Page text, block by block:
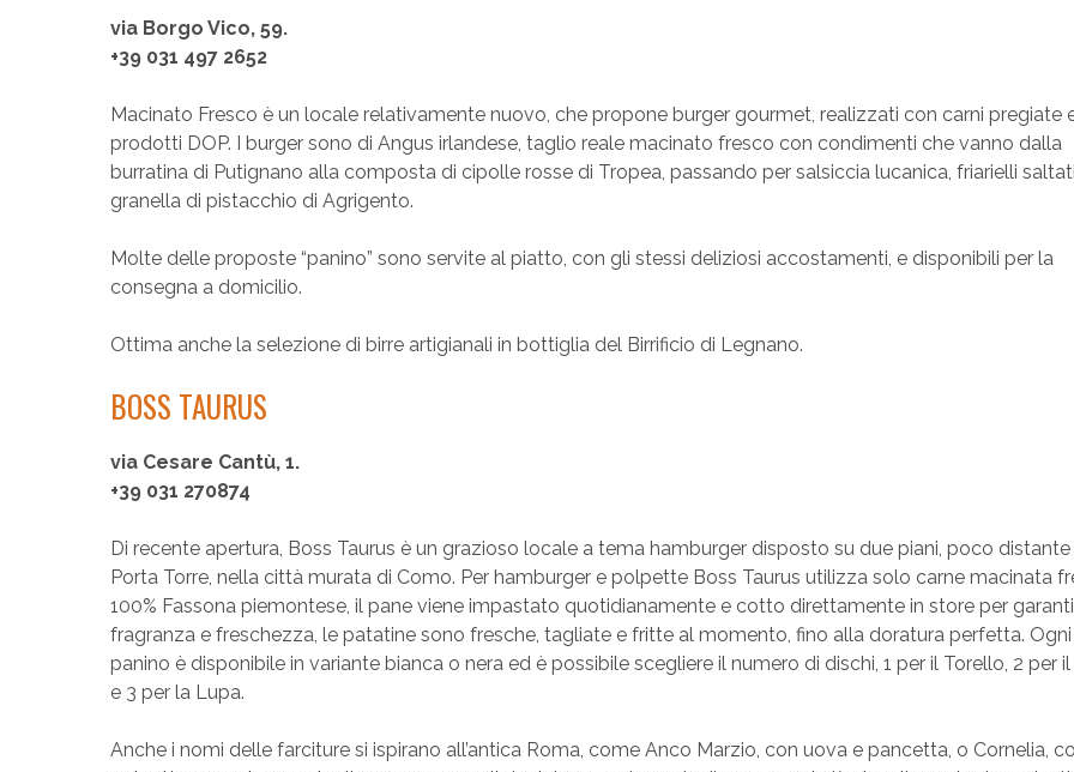
via Borgo Vico, 59.
+39 031 497 2652
Macinato Fresco è un locale relativamente nuovo, che propone burger gourmet, realizzati con carni pregiate
prodotti DOP. I burger sono di Angus irlandese, taglio reale macinato fresco con condimenti che vanno dalla
burratina di Putignano alla composta di cipolle rosse di Tropea, passando per salsiccia lucanica, friarielli
granella di pistacchio di Agrigento.
Molte delle proposte “panino” sono servite al piatto, con gli stessi deliziosi accostamenti, e disponibili per la
consegna a domicilio.
Ottima anche la selezione di birre artigianali in bottiglia del Birrificio di Legnano.
BOSS TAURUS
via Cesare Cantù, 1.
+39 031 270874
Di recente apertura, Boss Taurus è un grazioso locale a tema hamburger disposto su due piani, poco
Porta Torre, nella città murata di Como. Per hamburger e polpette Boss Taurus utilizza solo carne macinata
100% Fassona piemontese, il pane viene impastato quotidianamente e cotto direttamente in store per
fragranza e freschezza, le patatine sono fresche, tagliate e fritte al momento, fino alla doratura perfetta. Ogni
panino è disponibile in variante bianca o nera ed è possibile scegliere il numero di dischi, 1 per il Torello, 2 per il
e 3 per la Lupa.
Anche i nomi delle farciture si ispirano all’antica Roma, come Anco Marzio, con uova e pancetta, o Cornelia,